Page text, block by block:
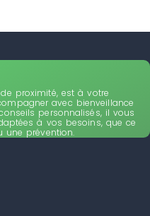
proximité, est à votre
avec bienveillance
personnalisés, il vous
à vos besoins, que ce
une prévention.